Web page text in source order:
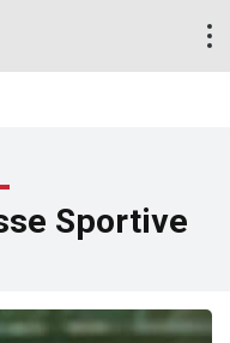
Sportive